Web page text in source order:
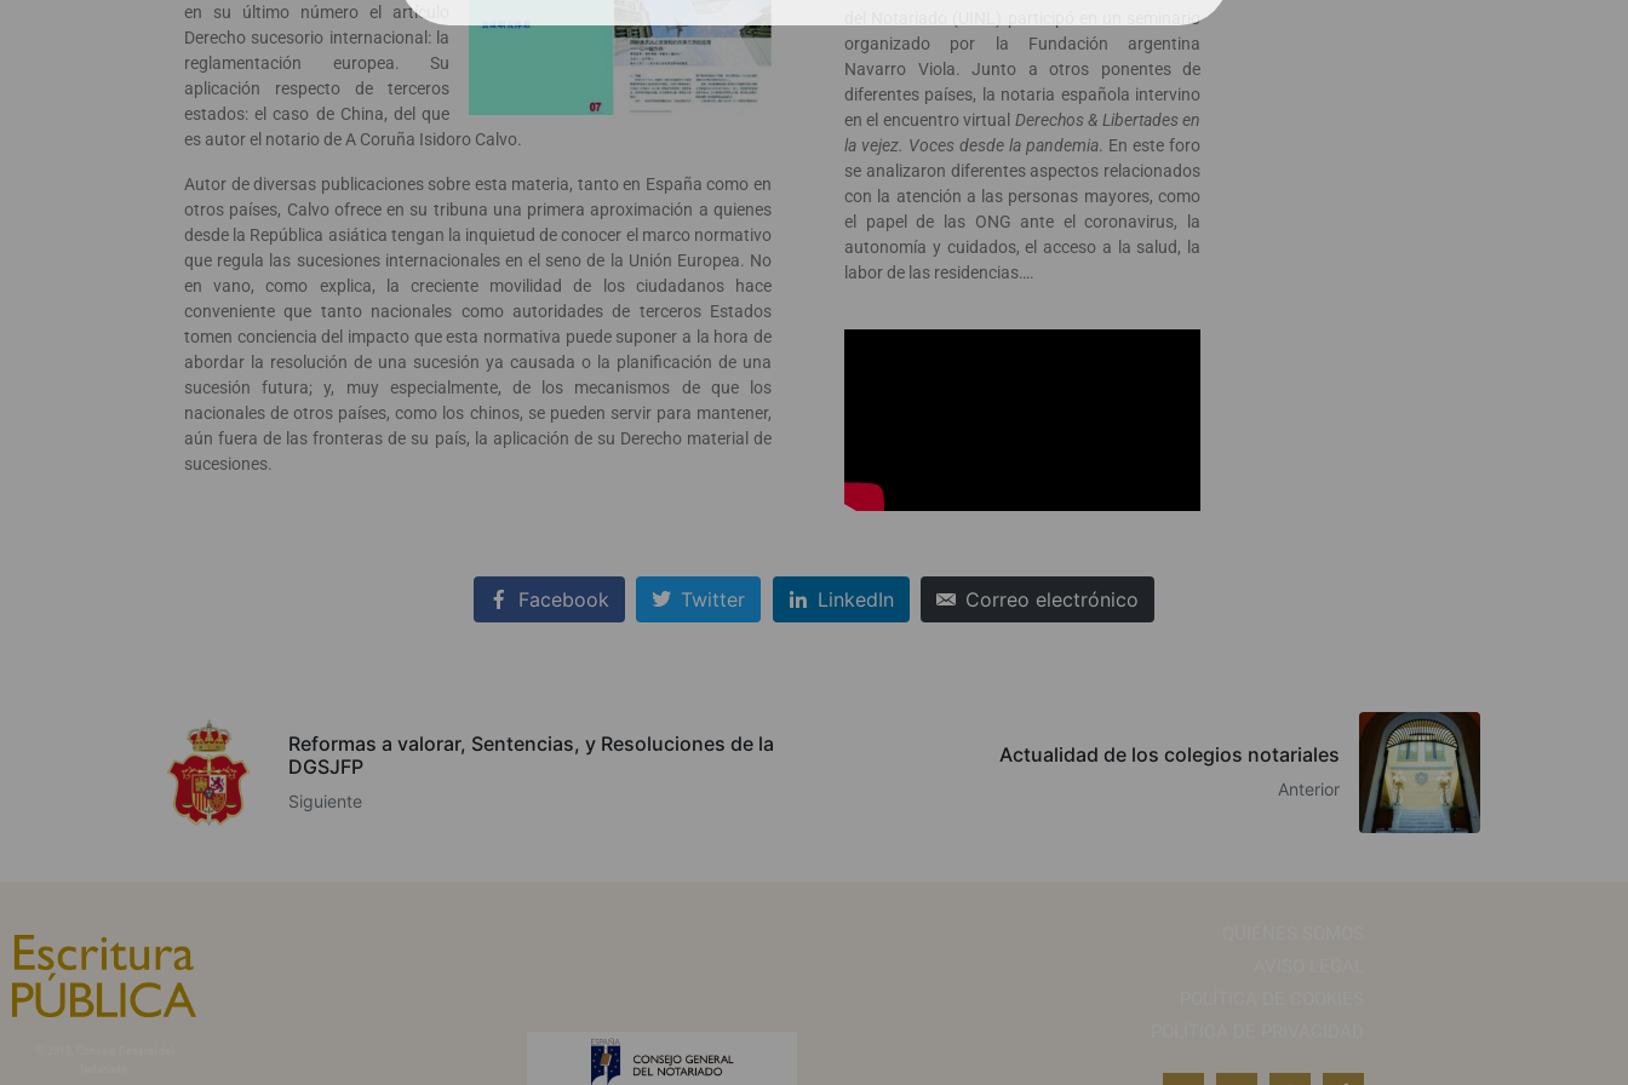
en su último número el artículo
Derecho sucesorio internacional: la
reglamentación europea. Su
aplicación respecto de terceros
estados: el caso de China, del que
es autor el notario de A Coruña Isidoro Calvo.
Autor de diversas publicaciones sobre esta materia, tanto en España como en
otros países, Calvo ofrece en su tribuna una primera aproximación a quienes
desde la República asiática tengan la inquietud de conocer el marco normativo
que regula las sucesiones internacionales en el seno de la Unión Europea. No
en vano, como explica, la creciente movilidad de los ciudadanos hace
conveniente que tanto nacionales como autoridades de terceros Estados
tomen conciencia del impacto que esta normativa puede suponer a la hora de
abordar la resolución de una sucesión ya causada o la planificación de una
sucesión futura; y, muy especialmente, de los mecanismos de que los
nacionales de otros países, como los chinos, se pueden servir para mantener,
aún fuera de las fronteras de su país, la aplicación de su Derecho material de
sucesiones.
del Notariado (UINL) participó en un seminario
organizado por la Fundación argentina
Navarro Viola. Junto a otros ponentes de
diferentes países, la notaria española intervino
en el encuentro virtual Derechos & Libertades en
la vejez. Voces desde la pandemia. En este foro
se analizaron diferentes aspectos relacionados
con la atención a las personas mayores, como
el papel de las ONG ante el coronavirus, la
autonomía y cuidados, el acceso a la salud, la
labor de las residencias….
Facebook Twitter LinkedIn Correo electrónico
Reformas a valorar, Sentencias, y Resoluciones de la
DGSJFP
Siguiente
Actualidad de los colegios notariales
Anterior